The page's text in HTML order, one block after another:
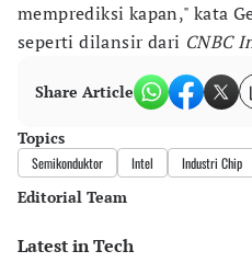
memprediksi kapan," kata
seperti dilansir dari CNBC
Share Article
Topics
Semikonduktor Intel Industri Chip
Editorial Team
Editor
Latest in Tech